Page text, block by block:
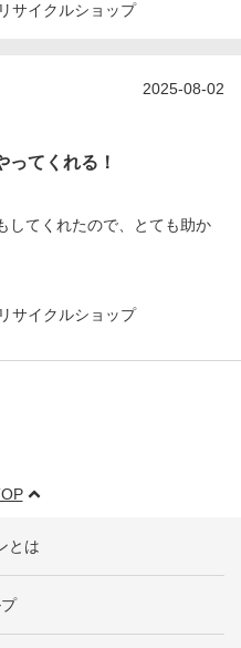
リサイクルショップ
2025-08-02
ってくれる！
してくれたので、とても助か
リサイクルショップ
とは